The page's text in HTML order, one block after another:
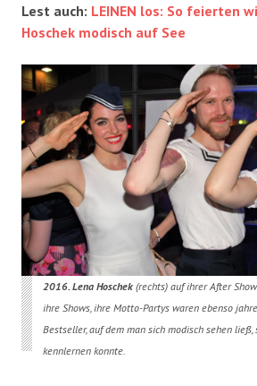
Lest auch: LEINEN los: So feierten
Hoschek modisch auf See
2016. Lena Hoschek(rechts) auf ihrer After Show:
ihre Shows, ihre Motto-Partys waren ebenso
Bestseller, auf dem man sich modisch sehen ließ,
kennlernen konnte.